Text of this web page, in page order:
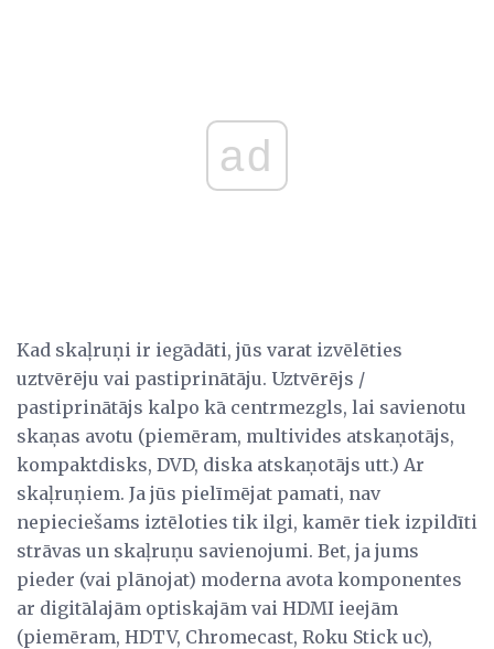
ad
Kad skaļruņi ir iegādāti, jūs varat izvēlēties
uztvērēju vai pastiprinātāju. Uztvērējs /
pastiprinātājs kalpo kā centrmezgls, lai savienotu
skaņas avotu (piemēram, multivides atskaņotājs,
kompaktdisks, DVD, diska atskaņotājs utt.) Ar
skaļruņiem. Ja jūs pielīmējat pamati, nav
nepieciešams iztēloties tik ilgi, kamēr tiek izpildīti
strāvas un skaļruņu savienojumi. Bet, ja jums
pieder (vai plānojat) moderna avota komponentes
ar digitālajām optiskajām vai HDMI ieejām
(piemēram, HDTV, Chromecast, Roku Stick uc),